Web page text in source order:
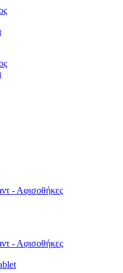
- Αφισοθήκες
- Αφισοθήκες